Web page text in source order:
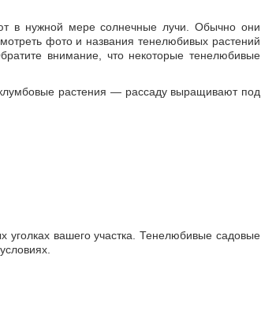
в нужной мере солнечные лучи. Обычно они
фото и названия тенелюбивых растений
внимание, что некоторые тенелюбивые
растения — рассаду выращивают под
вашего участка. Тенелюбивые садовые